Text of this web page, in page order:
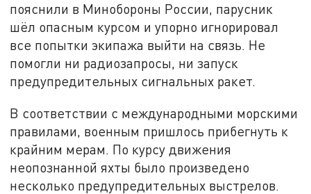
пояснили в Минобороны России, парусник
шёл опасным курсом и упорно игнорировал
все попытки экипажа выйти на связь. Не
помогли ни радиозапросы, ни запуск
предупредительных сигнальных ракет.
В соответствии с международными морскими
правилами, военным пришлось прибегнуть к
крайним мерам. По курсу движения
неопознанной яхты было произведено
несколько предупредительных выстрелов.